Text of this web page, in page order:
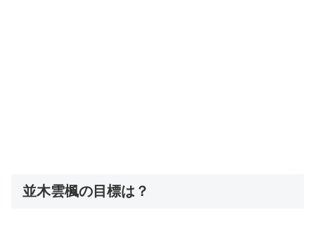
並木雲楓の目標は？